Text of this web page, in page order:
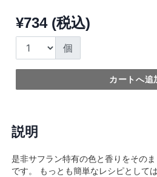
¥734 (税込)
個
カートへ追
説明
是非サフラン特有の色と香りをその
です。 もっとも簡単なレシピとして